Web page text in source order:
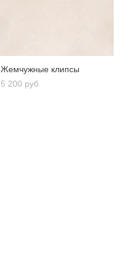
Жемчужные клипсы
5 200 pуб.